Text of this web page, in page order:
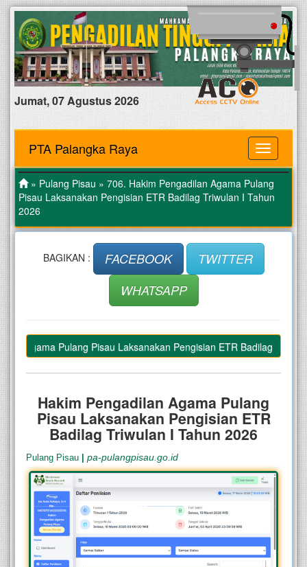
Jumat, 07 Agustus 2026
MENU
PTA Palangka Raya
» Pulang Pisau » 706. Hakim Pengadilan Agama Pulang
Pisau Laksanakan Pengisian ETR Badilag Triwulan I Tahun
2026
BAGIKAN : FACEBOOK
TWITTER
WHATSAPP
Agama Pulang Pisau Laksanakan Pengisian ETR Badilag Triwulan
Hakim Pengadilan Agama Pulang
Pisau Laksanakan Pengisian ETR
Badilag Triwulan I Tahun 2026
Pulang Pisau pa-pulangpisau.go.id